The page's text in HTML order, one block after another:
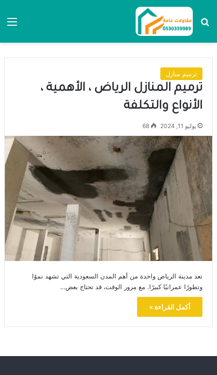
بحث عن
ترميم منازل
ترميم المنازل الرياض ، الأهمية ،
الأنواع والتكلفة
يوليو 11, 2024 68
تعد مدينة الرياض واحدة من أهم المدن السعودية التي تشهد نموًا
وتطورًا عمرانيًا كبيرًا. مع مرور الوقت، قد تحتاج بعض…
أكمل القراءة »